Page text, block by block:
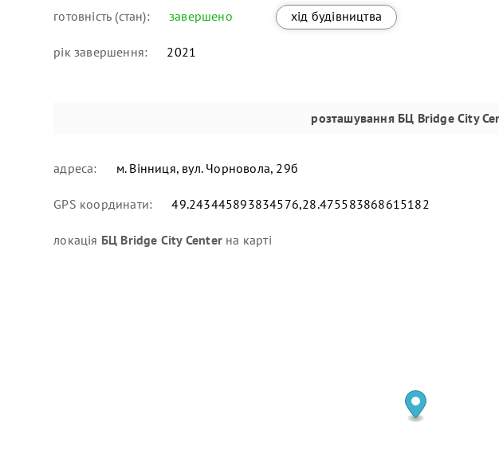
готовність (стан): завершено хід будівництва
рік завершення: 2021
розташуванняБЦ Bridge City
адреса: м. Вінниця, вул. Чорновола, 29б
GPS координати: 49.243445893834576,28.475583868615182
локація БЦ Bridge City Center на карті